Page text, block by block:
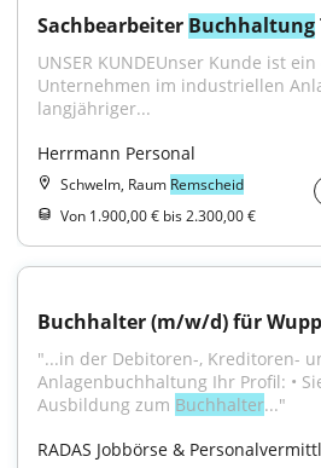
Sachbearbeiter Buchhaltung
UNSER KUNDEUnser Kunde ist
Unternehmen im industriellen
langjähriger...
Herrmann Personal
Schwelm, Raum Remscheid
Von 1.900,00 € bis 2.300,00 €
Buchhalter (m/w/d) für
"...in der Debitoren-, Kreditoren-
Anlagenbuchhaltung Ihr Profil: •
Ausbildung zum Buchhalter..."
RADAS Jobbörse &